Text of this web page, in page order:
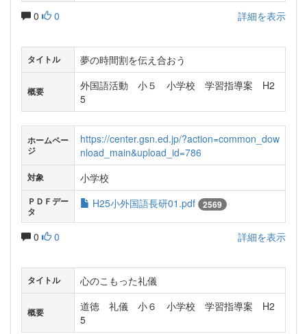
0 0 詳細を表示
タイトル 夢の時間割を伝え合おう
概要
外国語活動 小５ 小学校 学習指導案 H2
5
ホームペー
ジ
https://center.gsn.ed.jp/?action=common_dow
nload_main&upload_id=786
対象 小学校
ＰＤＦデー
タ
H25小外国語長研01.pdf 2569
0 0 詳細を表示
タイトル 心のこもった礼儀
概要
道徳 礼儀 小６ 小学校 学習指導案 H2
5